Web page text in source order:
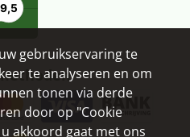
gebruikservaring te
te analyseren en om
tonen via derde
door op "Cookie
akkoord gaat met ons